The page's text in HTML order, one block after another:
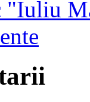
"Iuliu